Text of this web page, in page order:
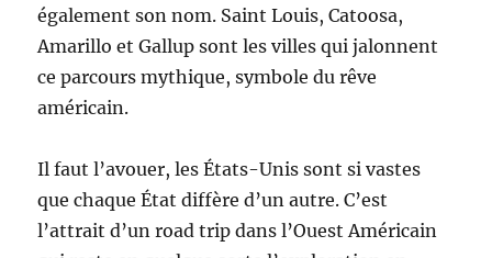
également son nom. Saint Louis, Catoosa,
Amarillo et Gallup sont les villes qui jalonnent
ce parcours mythique, symbole du rêve
américain.
Il faut l’avouer, les États-Unis sont si vastes
que chaque État diffère d’un autre. C’est
l’attrait d’un road trip dans l’Ouest Américain